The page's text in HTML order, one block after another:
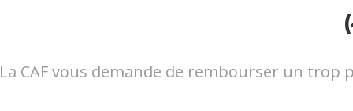
La CAF vous demande de rembourser un trop